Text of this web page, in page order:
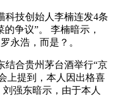
技创始人李楠连发4条
争议”。 李楠暗示，
永浩，而是？。
合贵州茅台酒举行“京
上提到，本人因出格喜
强东暗示，由于本人